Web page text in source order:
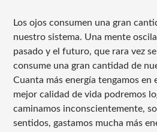
Los ojos consumen una gran
nuestro sistema. Una mente
pasado y el futuro, que rara vez
consume una gran cantidad de
Cuanta más energía tengamos en
mejor calidad de vida podremos
caminamos inconscientemente,
sentidos, gastamos mucha más